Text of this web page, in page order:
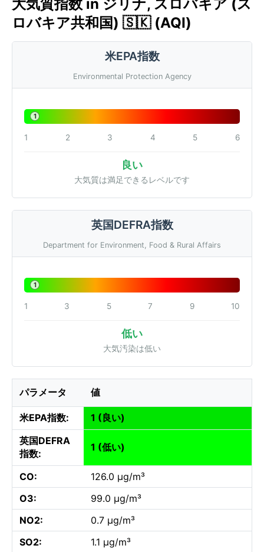
大気質指数 in ジリナ, スロバキア (ス
ロバキア共和国) 🇸🇰 (AQI)
米EPA指数
Environmental Protection Agency
1
1 2 3 4 5 6
良い
大気質は満足できるレベルです
英国DEFRA指数
Department for Environment, Food & Rural Affairs
1
1 3 5 7 9 10
低い
大気汚染は低い
パラメータ 値
米EPA指数:
1 (良い)
英国DEFRA
指数:
1 (低い)
CO:
126.0 µg/m³
O3:
99.0 µg/m³
NO2:
0.7 µg/m³
SO2:
1.1 µg/m³